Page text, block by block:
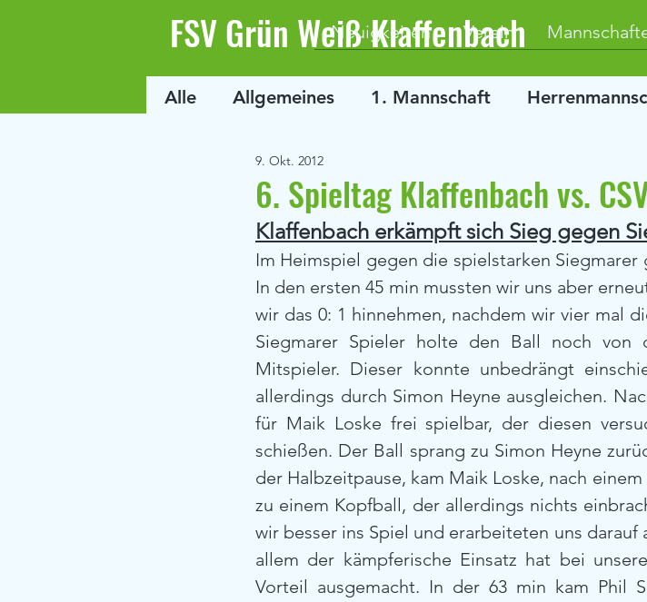
FSV Grün Weiß Klaffenbach
Neuigkeiten Verein
Alle
Allgemeines 1. Mannschaft
6. Spieltag Klaffenbach vs.
9. Okt. 2012
Klaffenbach erkämpft sich Sieg gegen
Im Heimspiel gegen die spielstarken Siegmarer
In den ersten 45 min mussten wir uns aber
wir das 0: 1 hinnehmen, nachdem wir vier mal
Siegmarer Spieler holte den Ball noch von
Mitspieler. Dieser konnte unbedrängt
allerdings durch Simon Heyne ausgleichen.
für Maik Loske frei spielbar, der diesen
schießen. Der Ball sprang zu Simon Heyne
der Halbzeitpause, kam Maik Loske, nach
zu einem Kopfball, der allerdings nichts
wir besser ins Spiel und erarbeiteten uns
allem der kämpferische Einsatz hat bei
Vorteil ausgemacht. In der 63 min kam Phil